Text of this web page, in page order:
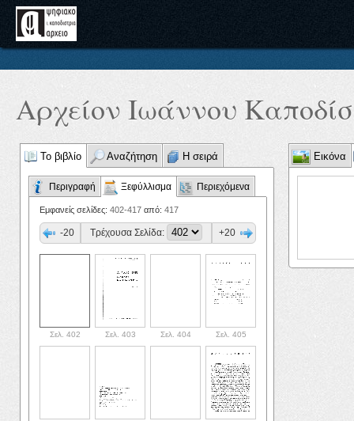
Αρχείον Ιωάννου
Το βιβλίο Αναζήτηση Η σειρά
Περιγραφή Ξεφύλλισμα Περιεχόμενα
Εμφανείς σελίδες: 402-417 από: 417
-20 Τρέχουσα Σελίδα: +20
Σελ. 402 Σελ. 403 Σελ. 404 Σελ. 405
Εικόνα